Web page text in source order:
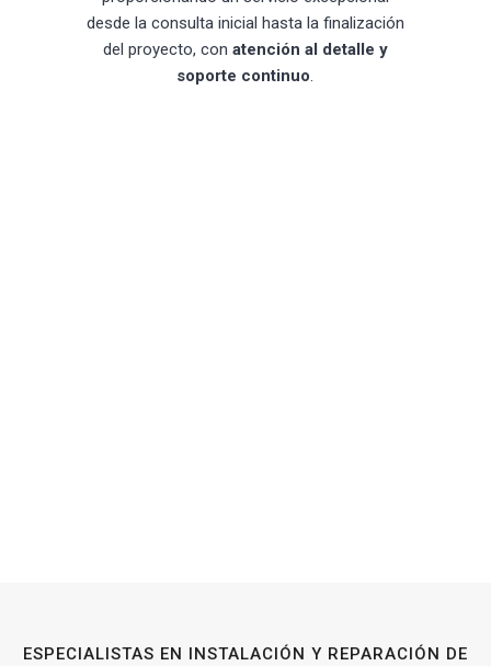
desde la consulta inicial hasta la finalización
del proyecto, con atención al detalle y
soporte continuo.
ESPECIALISTAS EN INSTALACIÓN Y REPARACIÓN DE